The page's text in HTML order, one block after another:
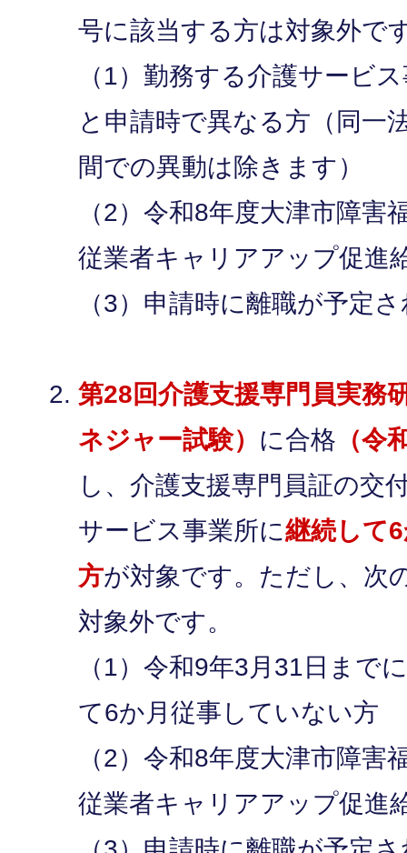
号に該当する方は対象外で
（1）勤務する介護サービ
と申請時で異なる方（同一
間での異動は除きます）
（2）令和8年度大津市障害
従業者キャリアアップ促進
（3）申請時に離職が予定
第28回介護支援専門員実務
ネジャー試験） に合格 （令
し、介護支援専門員証の交
サービス事業所に継続して
方が対象です。ただし、次
対象外です。
（1）令和9年3月31日まで
て6か月従事していない方
（2）令和8年度大津市障害
従業者キャリアアップ促進